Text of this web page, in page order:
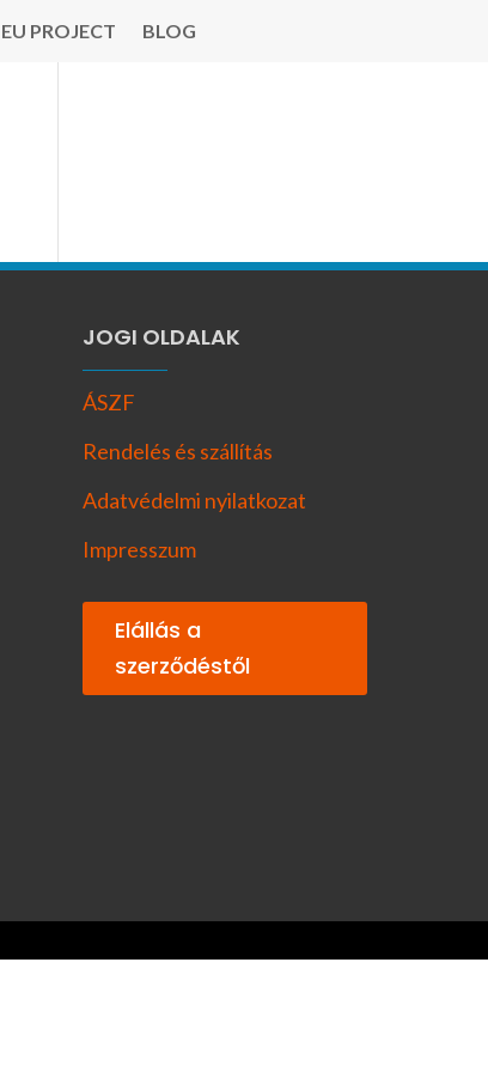
EU PROJECT BLOG
JOGI OLDALAK
ÁSZF
Rendelés és szállítás
Adatvédelmi nyilatkozat
Impresszum
Elállás a
szerződéstől